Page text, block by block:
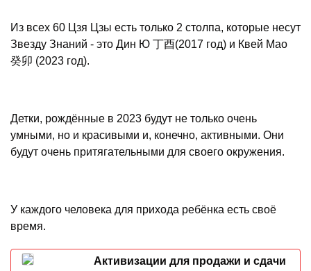
Из всех 60 Цзя Цзы есть только 2 столпа, которые несут
Звезду Знаний - это Дин Ю 丁酉(2017 год) и Квей Мао
癸卯 (2023 год).
Детки, рождённые в 2023 будут не только очень
умными, но и красивыми и, конечно, активными. Они
будут очень притягательными для своего окружения.
У каждого человека для прихода ребёнка есть своё
время.
Активизации для продажи и сдачи